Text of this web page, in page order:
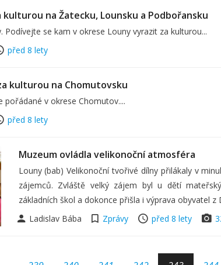
na Žatecku, Lounsku a Podbořansku
Podívejte se kam v okrese Louny vyrazit za kulturou...
před 8 lety
kulturou na Chomutovsku
pořádané v okrese Chomutov....
před 8 lety
Muzeum ovládla velikonoční atmosféra
Louny (bab) Velikonoční tvořivé dílny přilákaly v
zájemců. Zvláště velký zájem byl u dětí
základních škol a dokonce přišla i výprava obyvatel
Ladislav Bába
Zprávy před 8 lety